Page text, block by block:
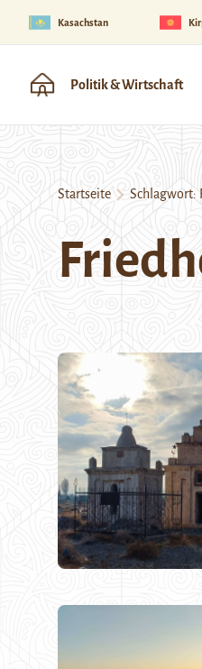
Kasachstan
Politik & Wirtschaft
Startseite Schlagwort: